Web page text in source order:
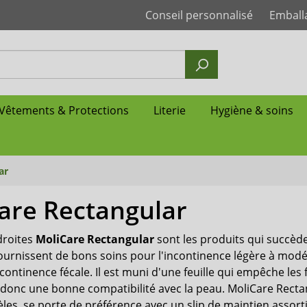
Conseil personnalisé
& Protections Literie Hygiène & soins
Change complet
Protection non-tissée
Change complet grande
Couche-culotte femme
partum Culotte & slip en
Couche-culotte homme
en plastique Slip de maintien
- Accessoires Pince pénienne
Culotte absorbante pour
Chemise de nuit
Tabliers & Bavoirs adulte
Alèse lavable
à usage unique Neutralisateur d'odeurs
Toilettes Jetables - WC
la peau Lingettes de soin
jetables Shampoing
Seni
Attends
Ontex
Rectangular
MoliCare Rectangularsont les produits qui
de bons soins pour l'incontinence légère à
fécale. Il est muni d'une feuille qui empêche
une bonne compatibilité avec la peau. MoliCare